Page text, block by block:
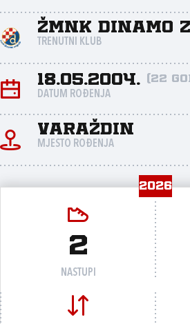
ŽMNK Dinamo
TRENUTNI KLUB
18.05.2004. (22
DATUM ROĐENJA
Varaždin
MJESTO ROĐENJA
2026
2
NASTUPI